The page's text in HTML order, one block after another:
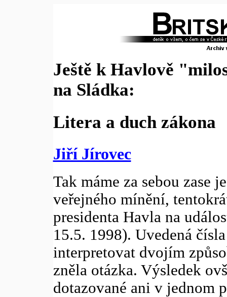
Ještě k Havlově
na Sládka:
Litera a duch zákona
Jiří Jírovec
Tak máme za sebou zase
veřejného mínění,
presidenta Havla na
15.5. 1998). Uvedená
interpretovat dvojím
zněla otázka. Výsledek
dotazované ani v jednom